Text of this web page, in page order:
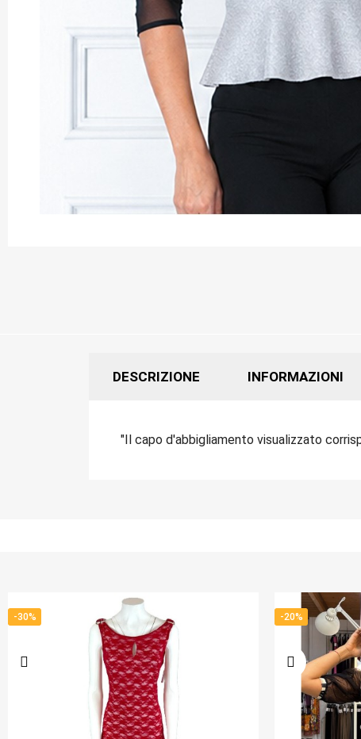
DESCRIZIONE INFORMAZIONI
"Il capo d'abbigliamento visualizzato
-20% -20%